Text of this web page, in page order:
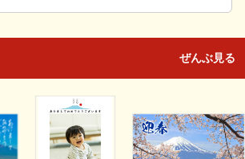
ぜんぶ見る